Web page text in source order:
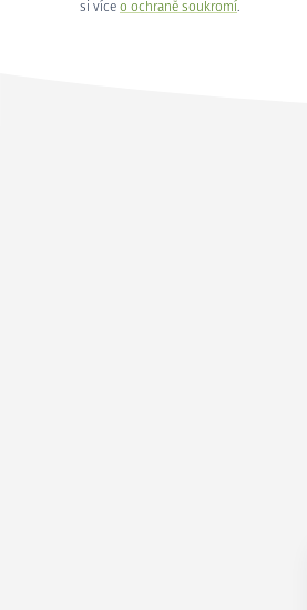
si více o ochraně soukromí.